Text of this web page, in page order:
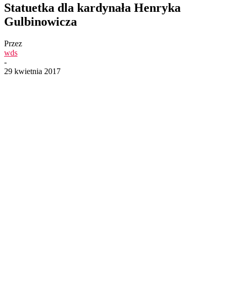
Statuetka dla kardynała Henryka
Gulbinowicza
Przez
wds
-
29 kwietnia 2017